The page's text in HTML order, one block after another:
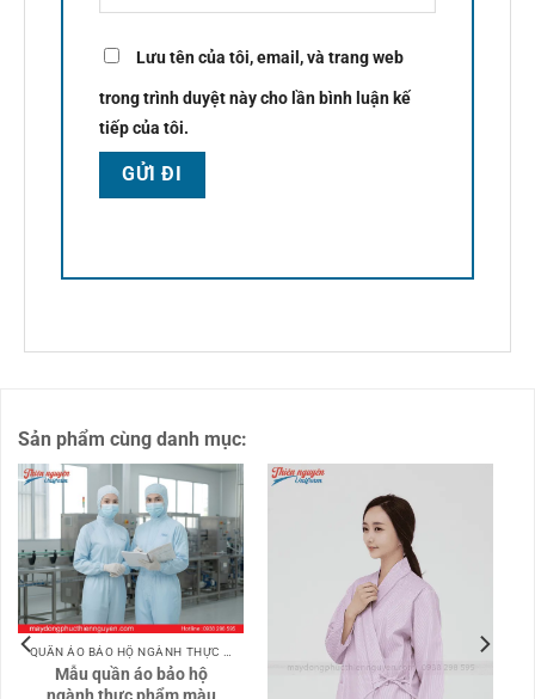
Lưu tên của tôi, email, và trang web
trong trình duyệt này cho lần bình luận kế
tiếp của tôi.
Sản phẩm cùng danh mục:
QUẦN ÁO BẢO HỘ NGÀNH THỰC PHẨM
Mẫu quần áo bảo hộ